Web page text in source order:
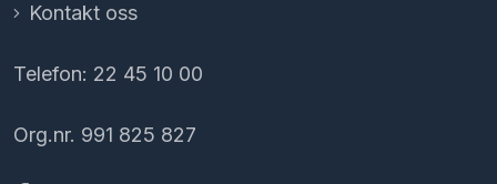
Kontakt oss
Telefon: 22 45 10 00
Org.nr. 991 825 827